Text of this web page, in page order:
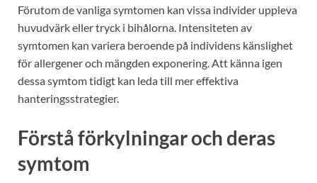
Förutom de vanliga symtomen kan vissa individer uppleva
huvudvärk eller tryck i bihålorna. Intensiteten av
symtomen kan variera beroende på individens känslighet
för allergener och mängden exponering. Att känna igen
dessa symtom tidigt kan leda till mer effektiva
hanteringsstrategier.
Förstå förkylningar och deras
symtom